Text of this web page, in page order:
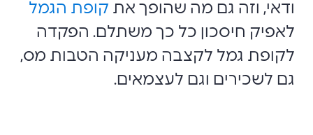
ודאי, וזה גם מה שהופך את קופת הגמל
לאפיק חיסכון כל כך משתלם. הפקדה
לקופת גמל לקצבה מעניקה הטבות מס,
גם לשכירים וגם לעצמאים.